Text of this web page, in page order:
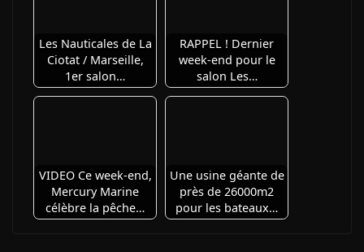
Les Nauticales de La
Ciotat / Marseille,
1er salon…
RAPPEL ! Dernier
week-end pour le
salon Les…
VIDEO Ce week-end,
Mercury Marine
célèbre la pêche…
Une usine géante de
près de 26000m2
pour les bateaux…